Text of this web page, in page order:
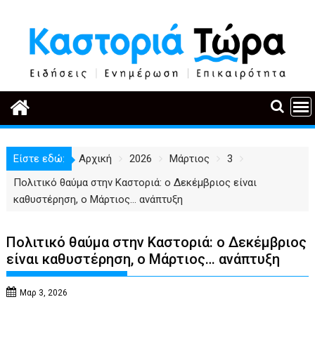
περιεχόμενο
Είστε εδώ: Αρχική 2026 Μάρτιος
3
Πολιτικό θαύμα στην Καστοριά: ο Δεκέμβριος είναι
καθυστέρηση, ο Μάρτιος… ανάπτυξη
Πολιτικό θαύμα στην Καστοριά: ο Δεκέμβριος
είναι καθυστέρηση, ο Μάρτιος… ανάπτυξη
Μαρ 3, 2026